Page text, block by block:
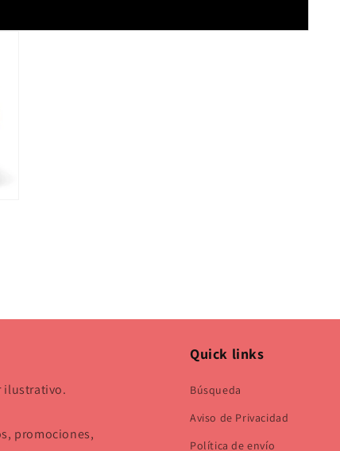
ilustrativo.
promociones,
Quick links
Búsqueda
Aviso de Privacidad
Política de envío